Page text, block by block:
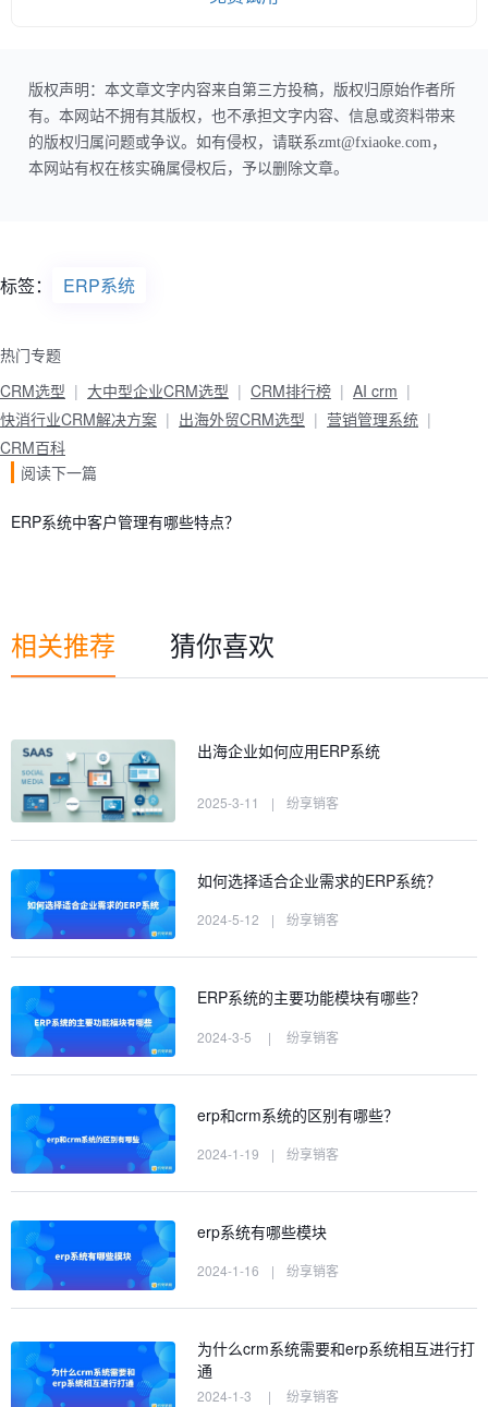
版权声明：本文章文字内容来自第三方投稿，版权归原始作者所
有。本网站不拥有其版权，也不承担文字内容、信息或资料带来
的版权归属问题或争议。如有侵权，请联系zmt@fxiaoke.com，
本网站有权在核实确属侵权后，予以删除文章。
标签： ERP系统
热门专题
CRM选型
大中型企业CRM选型 CRM排行榜
AI crm
快消行业CRM解决方案
出海外贸CRM选型
营销管理系统
CRM百科
阅读下一篇
ERP系统中客户管理有哪些特点？
相关推荐 猜你喜欢
出海企业如何应用ERP系统
2025-3-11 | 纷享销客
如何选择适合企业需求的ERP系统？
2024-5-12 | 纷享销客
ERP系统的主要功能模块有哪些？
2024-3-5 | 纷享销客
erp和crm系统的区别有哪些？
2024-1-19 | 纷享销客
erp系统有哪些模块
2024-1-16 | 纷享销客
为什么crm系统需要和erp系统相互进行打
通
2024-1-3 | 纷享销客